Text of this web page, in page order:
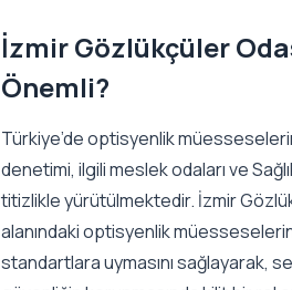
İzmir Gözlükçüler
Önemli?
Türkiye’de optisyenlik
denetimi, ilgili meslek odaları ve
titizlikle yürütülmektedir. İzmir
alanındaki optisyenlik
standartlara uymasını sağlayarak,